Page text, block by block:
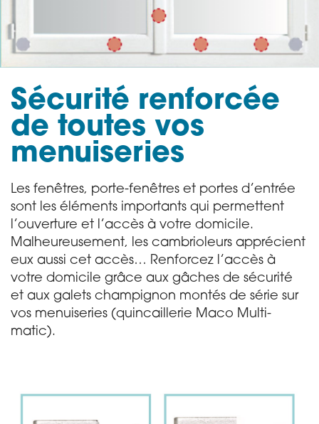
Sécurité renforcée
de toutes vos
menuiseries
Les fenêtres, porte-fenêtres et portes d’entrée
sont les éléments importants qui permettent
l’ouverture et l’accès à votre domicile.
Malheureusement, les cambrioleurs apprécient
eux aussi cet accès… Renforcez l’accès à
votre domicile grâce aux gâches de sécurité
et aux galets champignon montés de série sur
vos menuiseries (quincaillerie Maco Multi-
matic).